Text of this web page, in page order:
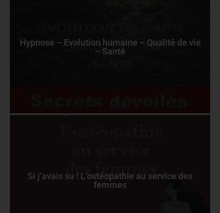
Hypnose – Evolution humaine – Qualité de vie
– Santé
Si j’avais su ! L’ostéopathie au service des
femmes